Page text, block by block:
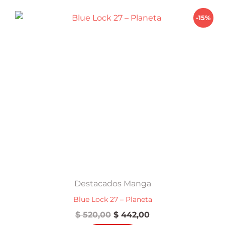
-15%
Destacados Manga
Blue Lock 27 – Planeta
$520,00 El
$ 442,00El